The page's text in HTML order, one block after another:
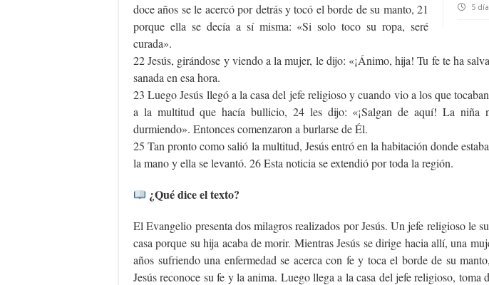
5
doce años se le acercó por detrás y tocó el borde de su manto, 21
porque ella se decía a sí misma: «Si solo toco su ropa, seré
curada».
22 Jesús, girándose y viendo a la mujer, le dijo: «¡Ánimo, hija! Tu fe te ha
sanada en esa hora.
23 Luego Jesús llegó a la casa del jefe religioso y cuando vio a los que
a la multitud que hacía bullicio, 24 les dijo: «¡Salgan de aquí! La niña
durmiendo». Entonces comenzaron a burlarse de Él.
25 Tan pronto como salió la multitud, Jesús entró en la habitación donde
la mano y ella se levantó. 26 Esta noticia se extendió por toda la región.
¿Qué dice el texto?
El Evangelio presenta dos milagros realizados por Jesús. Un jefe religioso le
casa porque su hija acaba de morir. Mientras Jesús se dirige hacia allí, una
años sufriendo una enfermedad se acerca con fe y toca el borde de su
Jesús reconoce su fe y la anima. Luego llega a la casa del jefe religioso, toma